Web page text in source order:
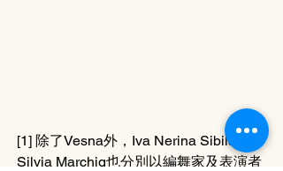
[1] 除了Vesna外，Iva Nerina Sibila及
Silvia Marchig也分別以編舞家及表演者